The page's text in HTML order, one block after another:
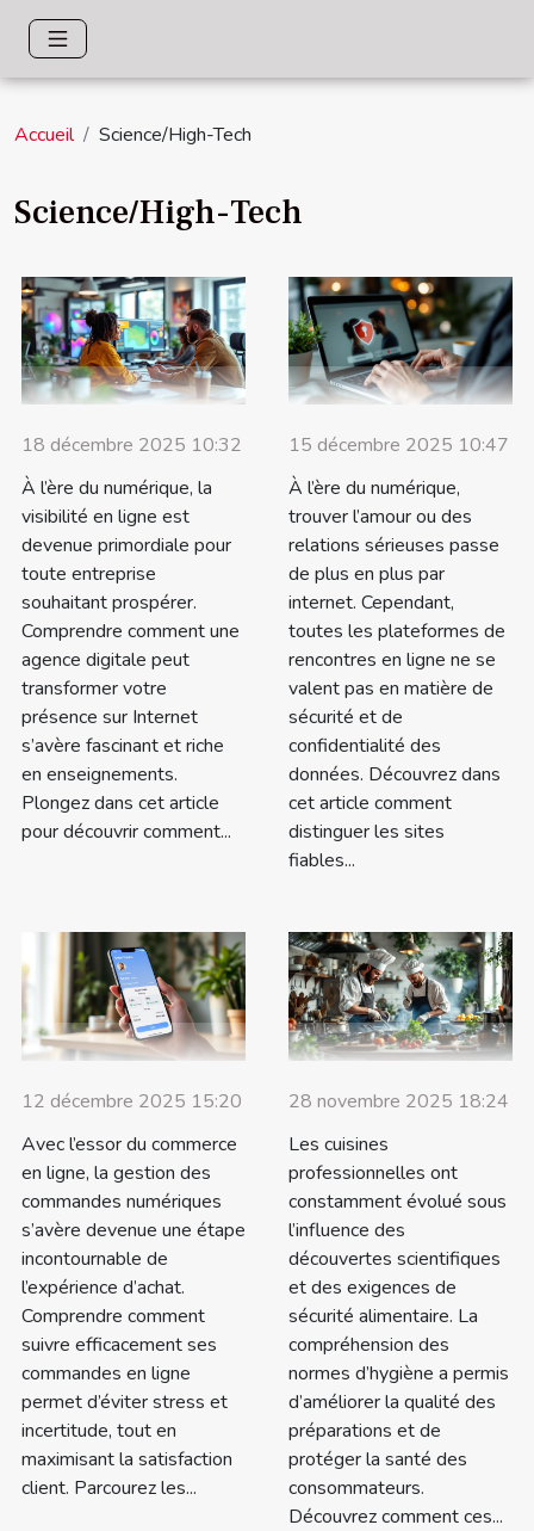
Accueil Science/High-Tech
Science/High-Tech
18 décembre 2025 10:32
À l’ère du numérique, la
visibilité en ligne est
devenue primordiale pour
toute entreprise
souhaitant prospérer.
Comprendre comment une
agence digitale peut
transformer votre
présence sur Internet
s’avère fascinant et riche
en enseignements.
Plongez dans cet article
pour découvrir comment...
15 décembre 2025 10:47
À l’ère du numérique,
trouver l’amour ou des
relations sérieuses passe
de plus en plus par
internet. Cependant,
toutes les plateformes de
rencontres en ligne ne se
valent pas en matière de
sécurité et de
confidentialité des
données. Découvrez dans
cet article comment
distinguer les sites
fiables...
12 décembre 2025 15:20
Avec l’essor du commerce
en ligne, la gestion des
commandes numériques
s’avère devenue une étape
incontournable de
l’expérience d’achat.
Comprendre comment
suivre efficacement ses
commandes en ligne
permet d’éviter stress et
incertitude, tout en
maximisant la satisfaction
client. Parcourez les...
28 novembre 2025 18:24
Les cuisines
professionnelles ont
constamment évolué sous
l’influence des
découvertes scientifiques
et des exigences de
sécurité alimentaire. La
compréhension des
normes d’hygiène a permis
d’améliorer la qualité des
préparations et de
protéger la santé des
consommateurs.
Découvrez comment ces...